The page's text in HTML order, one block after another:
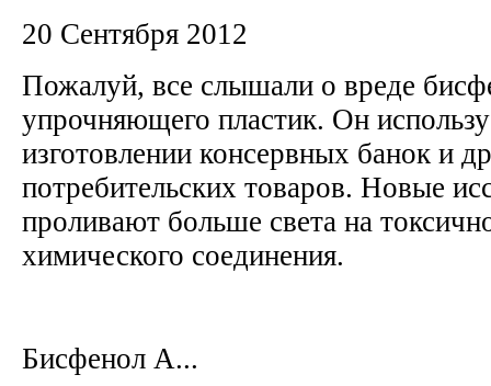
20 Сентября 2012
Пожалуй, все слышали о вреде
упрочняющего пластик. Он
изготовлении консервных банок и
потребительских товаров. Новые
проливают больше света на
химического соединения.
Бисфенол А...